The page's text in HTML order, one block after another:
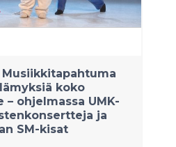
nousta
designdestinaatioksi, mutta
vision ja
koko
– ohjelmassa UMK-
ja
SM-kisat